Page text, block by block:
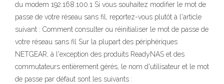
du modem 192.168.100.1 Si vous souhaitez modifier le mot de
passe de votre réseau sans fil, reportez-vous plutôt à l'article
suivant : Comment consulter ou réinitialiser le mot de passe de
votre réseau sans fil Sur la plupart des périphériques
NETGEAR, à l'exception des produits ReadyNAS et des
commutateurs entièrement gérés, le nom d'utilisateur et le mot
de passe par défaut sont les suivants :